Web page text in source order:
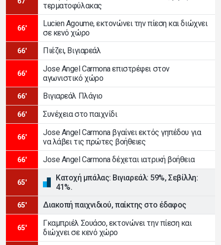
τερματοφύλακας
66'
Lucien Agoume, εκτονώνει την πίεση και διώχνει
σε κενό χώρο
66' Πιέζει, Βιγιαρεάλ
66'
Jose Angel Carmona επιστρέφει στον
αγωνιστικό χώρο
66' Βιγιαρεάλ Πλάγιο
66' Συνέχεια στο παιχνίδι
66'
Jose Angel Carmona βγαίνει εκτός γηπέδου για
να λάβει τις πρώτες βοήθειες
66' Jose Angel Carmona δέχεται ιατρική βοήθεια
65'
Κατοχή μπάλας: Βιγιαρεάλ: 59%, Σεβίλλη:
41%.
65' Διακοπή παιχνιδιού, παίκτης στο έδαφος
65'
Γκαμπριέλ Σουάσο, εκτονώνει την πίεση και
διώχνει σε κενό χώρο